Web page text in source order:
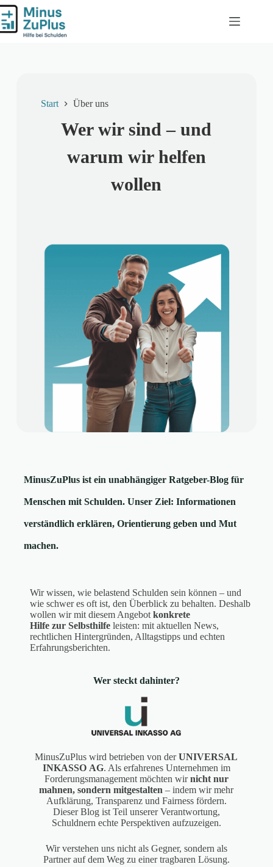
Start Über uns
Wer wir sind – und
warum wir helfen
wollen
MinusZuPlus ist ein unabhängiger Ratgeber-Blog für
Menschen mit Schulden. Unser Ziel: Informationen
verständlich erklären, Orientierung geben und Mut
machen.
Wir wissen, wie belastend Schulden sein können – und
wie schwer es oft ist, den Überblick zu behalten. Deshalb
wollen wir mit diesem Angebot konkrete
Hilfe zur Selbsthilfeleisten: mit aktuellen News,
rechtlichen Hintergründen, Alltagstipps und echten
Erfahrungsberichten.
Wer steckt dahinter?
MinusZuPlus wird betrieben von derUNIVERSAL
INKASSO AG. Als erfahrenes Unternehmen im
Forderungsmanagement möchten wirnicht nur
mahnen, sondern mitgestalten – indem wir mehr
Aufklärung, Transparenz und Fairness fördern.
Dieser Blog ist Teil unserer Verantwortung,
Schuldnern echte Perspektiven aufzuzeigen.
Wir verstehen uns nicht als Gegner, sondern als
Partner auf dem Weg zu einer tragbaren Lösung.